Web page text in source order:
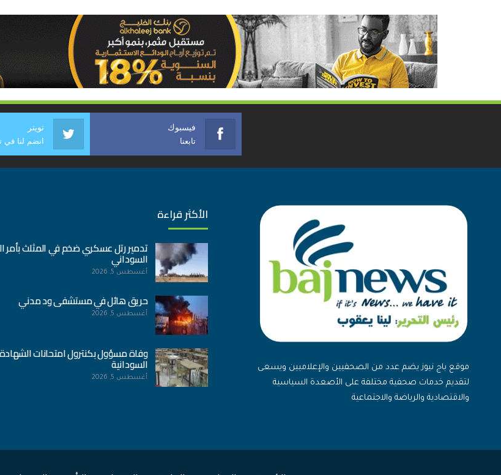
فيسبوك
تابعنا
تويتر
انضم لنا في
موقع باج نيوز يضم عدد من الصحفيين والإعلاميين ويسعى
لتقديم خدمات صحفية مختلفة على الأصعدة السياسية
والاقتصادية والرياضة والاجتماعية
الأكثر قراءة
تدمير رتل عسكري ضخم في المثلث بأمر
السوداني
أغسطس 5, 2026
حريق هائل في مستشفى ود مدني
أغسطس 5, 2026
وفاة مسؤول بكنترول امتحانات الشهادة
السودانية
أغسطس 5, 2026